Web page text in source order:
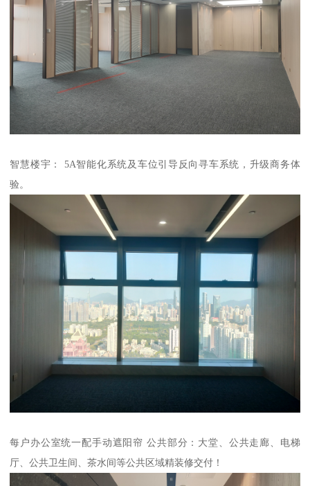
智慧楼宇： 5A智能化系统及车位引导反向寻车系统，升级商务体
验。
每户办公室统一配手动遮阳帘 公共部分：大堂、公共走廊、电梯
厅、公共卫生间、茶水间等公共区域精装修交付！